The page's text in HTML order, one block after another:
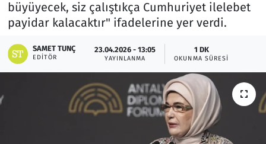
büyüyecek, siz çalıştıkça Cumhuriyet ilelebet
payidar kalacaktır" ifadelerine yer verdi.
SAMET TUNÇ
EDITÖR
23.04.2026 - 13:05
YAYINLANMA
1 DK
OKUNMA SÜRESI
Otomobil
Oyun
Ramazan
Resmi İlanlar